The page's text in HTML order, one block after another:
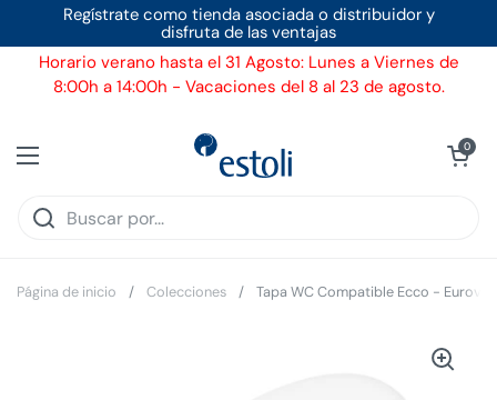
Ir al contenidoRegístrate como tienda asociada o distribuidor y
disfruta de las ventajas
Horario verano hasta el 31 Agosto: Lunes a Viernes de
8:00h a 14:00h - Vacaciones del 8 al 23 de agosto.
Abrir menú
Ver carrito
0
Página de inicio / Colecciones / Tapa WC Compatible Ecco - Eurovit